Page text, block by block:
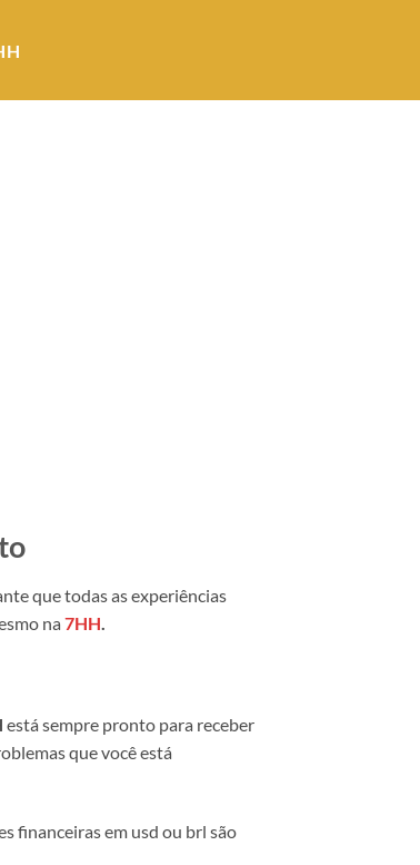
que todas as experiências
na 7HH
está sempre pronto para receber
que você está
financeiras em usd ou brl são